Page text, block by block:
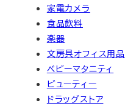
家電カメラ
食品飲料
楽器
文房具オフィス用品
ベビーマタニティ
ビューティー
ドラッグストア